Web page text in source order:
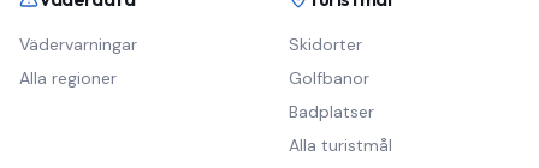
Vädervarningar
Alla regioner
Skidorter
Golfbanor
Badplatser
Alla turistmål